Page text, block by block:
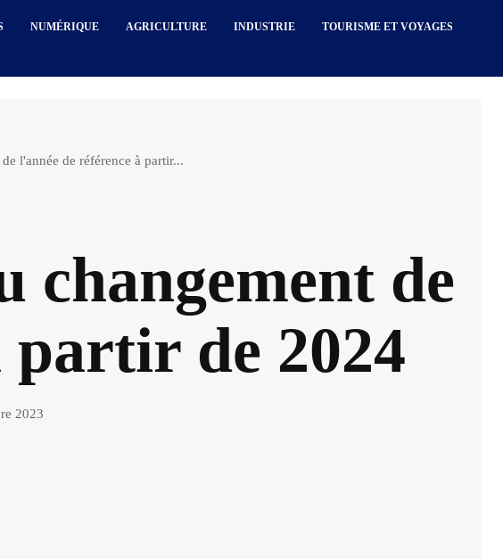
NUMÉRIQUE AGRICULTURE INDUSTRIE TOURISME ET VOYAGES
l'année de référence à partir...
changement de
partir de 2024
2023